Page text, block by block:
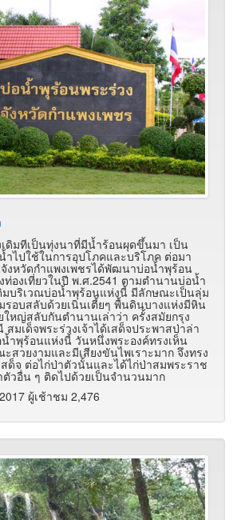
ดิมทีเป็นทุ่งนาที่มีน้ำร้อนผุดขึ้นมา เป็น
ไปใช้ในการอุปโภคและบริโภค ต่อมา
งหวัดกำแพงเพชรได้พัฒนาบ่อน้ำพุร้อน
ท่องเที่ยวในปี พ.ศ.2541 ตามตำนานบ่อน้ำ
มบริเวณบ่อน้ำพุร้อนแห่งนี้ มีลักษณะเป็นลุ่ม
รอบสลับด้วยเนินเตี้ยๆ พื้นดินบางแห่งมีหิน
หญ่สลับกันตำนานเล่าว่า ครั้งสมัยกรุง
มเด็จพระร่วงเจ้าได้เสด็จประพาสป่าล่า
ำพุร้อนแห่งนี้ วันหนึ่งพระองค์ทรงเห็น
สวยงามและมีเสียงขันไพเราะมาก จึงทรง
ด็จ ต่อไก่ป่าตัวนั้นและได้ไก่ป่าสมพระราช
วอื่น ๆ ติดไปด้วยเป็นจำนวนมาก
ผู้เช้าชม 2,476